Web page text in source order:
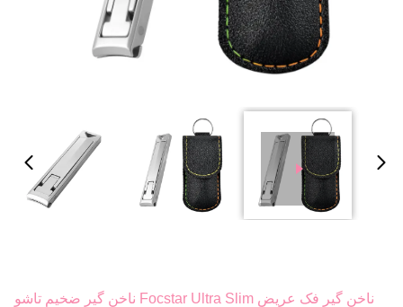
ناخن گیر فک عریض Focstar Ultra Slim ناخن گیر ضخیم تاشو